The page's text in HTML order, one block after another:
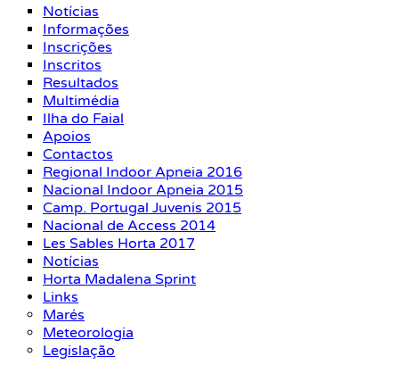
Notícias
Informações
Inscrições
Inscritos
Resultados
Multimédia
Ilha do Faial
Apoios
Contactos
Regional Indoor Apneia 2016
Nacional Indoor Apneia 2015
Camp. Portugal Juvenis 2015
Nacional de Access 2014
Les Sables Horta 2017
Notícias
Horta Madalena Sprint
Links
Marés
Meteorologia
Legislação